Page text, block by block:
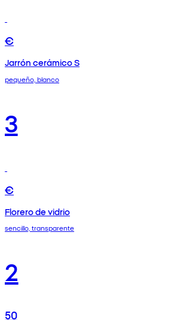
€
Jarrón cerámico S
pequeño, blanco
3
€
Florero de vidrio
sencillo, transparente
2
50